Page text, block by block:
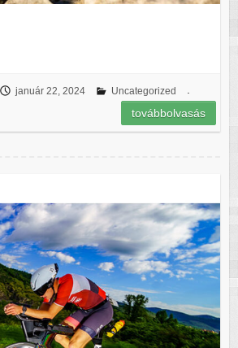
január 22, 2024 Uncategorized
.
továbbolvasás